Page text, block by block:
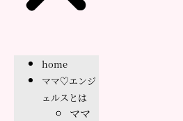
home
ママ♡エンジ
ェルスとは
ママ